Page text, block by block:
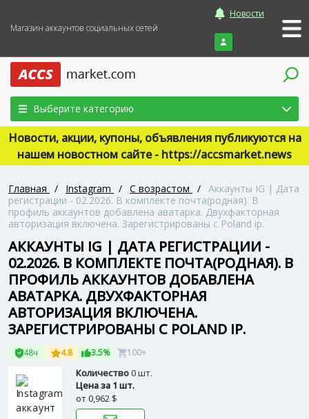
Магазин аккаунтов социальных сетей
Новости
Войти
Выберите категорию
Новости, акции, купоны, объявления публикуются на
нашем новостном сайте - https://accsmarket.news
Главная / Instagram / С возрастом / Аккаунты IG | Дата
регистрации - 02.2026. В комплекте почта(родная). В
профиль аккаунтов добавлена аватарка. Двухфакторная
авторизация включена. Зарегистрированы с Poland ip.
АККАУНТЫ IG | ДАТА РЕГИСТРАЦИИ -
02.2026. В КОМПЛЕКТЕ ПОЧТА(РОДНАЯ). В
ПРОФИЛЬ АККАУНТОВ ДОБАВЛЕНА
АВАТАРКА. ДВУХФАКТОРНАЯ
АВТОРИЗАЦИЯ ВКЛЮЧЕНА.
ЗАРЕГИСТРИРОВАНЫ С POLAND IP.
48ч 4.8 3.5% 100+
Количество0 шт.
Цена за 1 шт.
от0,962 $